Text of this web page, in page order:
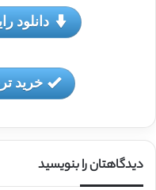
دانلود
خرید
دیدگاهتان را بنویسید